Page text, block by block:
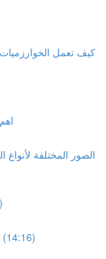
كيف تعمل الخوارزميات
الصور المختلفة لأنواع